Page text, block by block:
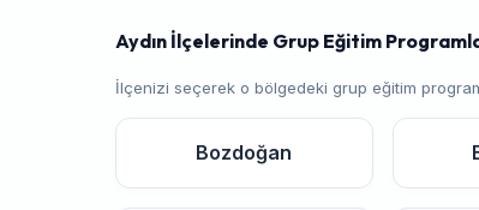
Aydın İlçelerinde Grup Eğitim
İlçenizi seçerek o bölgedeki grup eğitim
Bozdoğan